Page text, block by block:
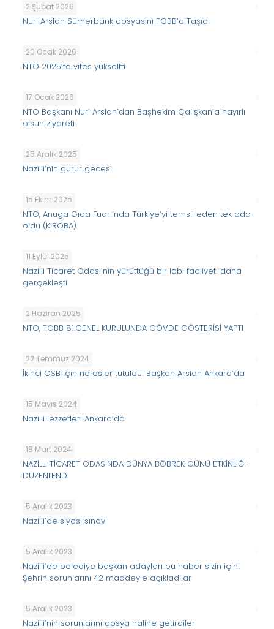
2 Şubat 2026
Nuri Arslan Sümerbank dosyasını TOBB’a Taşıdı
20 Ocak 2026
NTO 2025’te vites yükseltti
17 Ocak 2026
NTO Başkanı Nuri Arslan’dan Başhekim Çalışkan’a hayırlı
olsun ziyareti
25 Aralık 2025
Nazilli’nin gurur gecesi
15 Ekim 2025
NTO, Anuga Gıda Fuarı’nda Türkiye’yi temsil eden tek oda
oldu (KIROBA)
11 Eylül 2025
Nazilli Ticaret Odası’nın yürüttüğü bir lobi faaliyeti daha
gerçekleşti
2 Haziran 2025
NTO, TOBB 81.GENEL KURULUNDA GÖVDE GÖSTERİSİ YAPTI
22 Temmuz 2024
İkinci OSB için nefesler tutuldu! Başkan Arslan Ankara’da
15 Mayıs 2024
Nazilli lezzetleri Ankara’da
18 Mart 2024
NAZİLLİ TİCARET ODASINDA DÜNYA BÖBREK GÜNÜ ETKİNLİĞİ
DÜZENLENDİ
5 Aralık 2023
Nazilli’de siyasi sınav
5 Aralık 2023
Nazilli’de belediye başkan adayları bu haber sizin için!
Şehrin sorunlarını 42 maddeyle açıkladılar
5 Aralık 2023
Nazilli’nin sorunlarını dosya haline getirdiler